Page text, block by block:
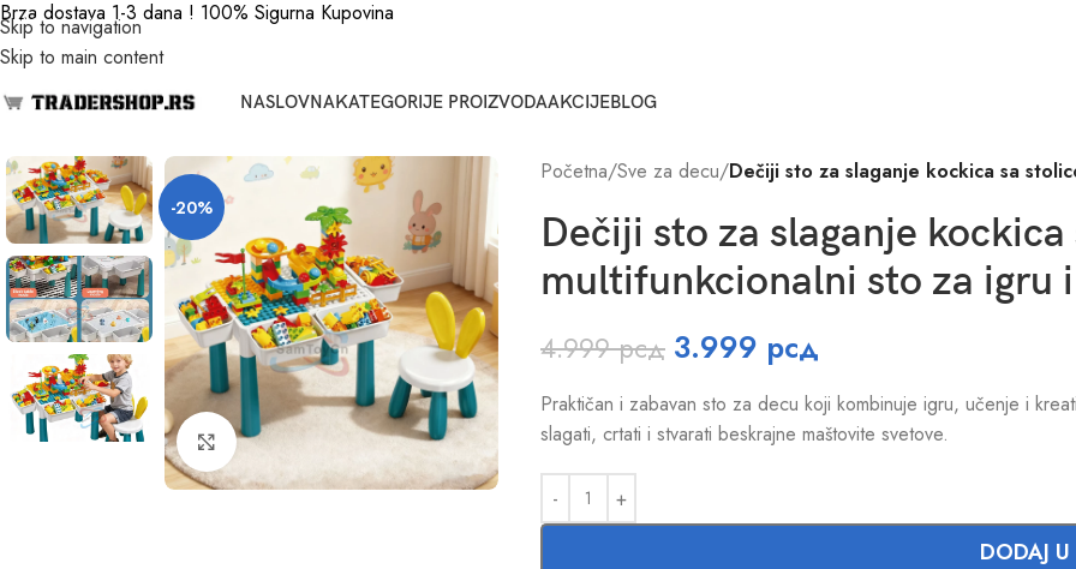
Skip to navigation
Skip to main content
Brza dostava 1-3 dana ! 100% Sigurna Kupovina
NASLOVNAKATEGORIJE PROIZVODAAKCIJEBLOG
-20%
Click to enlarge
Početna/Sve za decu/Dečiji sto za slaganje kockica sa
Dečiji sto za slaganje kockica
multifunkcionalni sto za igru
4.999рсд 3.999 рсд
Praktičan i zabavan sto za decu koji kombinuje igru, učenje i
slagati, crtati i stvarati beskrajne maštovite svetove.
DODAJ U